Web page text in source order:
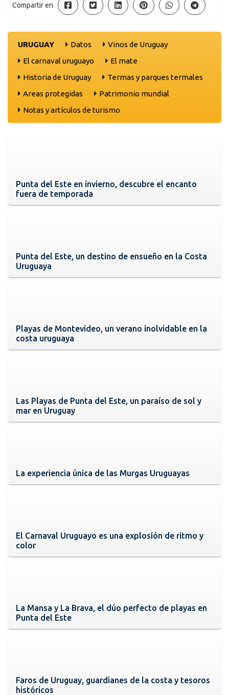
Compartir en
URUGUAY Datos
Vinos de Uruguay
El carnaval uruguayo
El mate
Historia de Uruguay
Termas y parques termales
Areas protegidas
Patrimonio mundial
Notas y artículos de turismo
Punta del Este en invierno, descubre el encanto
fuera de temporada
Punta del Este, un destino de ensueño en la Costa
Uruguaya
Playas de Montevideo, un verano inolvidable en la
costa uruguaya
Las Playas de Punta del Este, un paraíso de sol y
mar en Uruguay
La experiencia única de las Murgas Uruguayas
El Carnaval Uruguayo es una explosión de ritmo y
color
La Mansa y La Brava, el dúo perfecto de playas en
Punta del Este
Faros de Uruguay, guardianes de la costa y tesoros
históricos